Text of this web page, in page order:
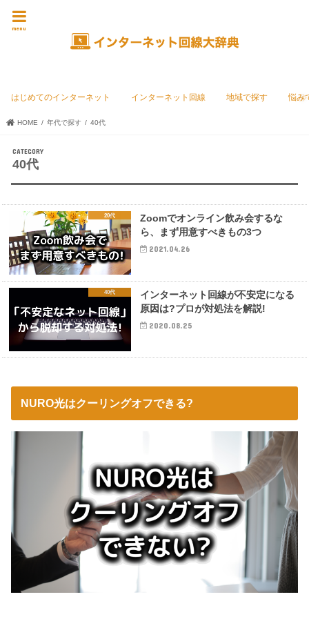
menu
はじめてのインターネット インターネット回線 地域で探す 悩み
HOME 年代で探す 40代
40代
20代
Zoomでオンライン飲み会するな
ら、まず用意すべきもの3つ
2021.04.26
40代
インターネット回線が不安定になる
原因は?プロが対処法を解説!
2020.08.25
NURO光はクーリングオフできる?